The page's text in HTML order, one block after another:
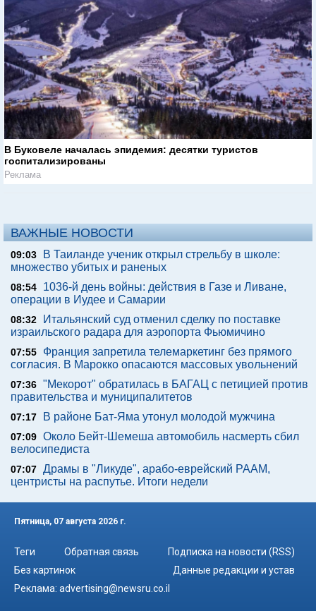
В Буковеле началась эпидемия: десятки туристов
госпитализированы
Реклама
ВАЖНЫЕ НОВОСТИ
09:03
В Таиланде ученик открыл стрельбу в школе:
множество убитых и раненых
08:54
1036-й день войны: действия в Газе и Ливане,
операции в Иудее и Самарии
08:32
Итальянский суд отменил сделку по поставке
израильского радара для аэропорта Фьюмичино
07:55
Франция запретила телемаркетинг без прямого
согласия. В Марокко опасаются массовых увольнений
07:36 "Мекорот" обратилась в БАГАЦ с петицией против
правительства и муниципалитетов
07:17 В районе Бат-Яма утонул молодой мужчина
07:09 Около Бейт-Шемеша автомобиль насмерть сбил
велосипедиста
07:07 Драмы в "Ликуде", арабо-еврейский РААМ,
центристы на распутье. Итоги недели
Пятница, 07 августа 2026 г.
Теги Обратная связь
Подписка на новости (RSS)
Без картинок
Данные редакции и устав
Реклама: advertising@newsru.co.il